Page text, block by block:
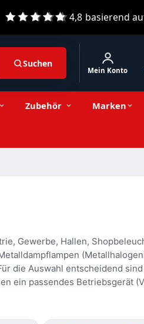
4,8 basierend
Suchen
Mein Konto
Zubehör Marken
Gewerbe, Hallen,
die Auswahl entscheidend
ein passendes Betriebsgerät